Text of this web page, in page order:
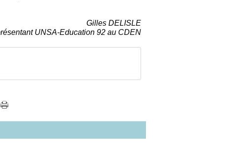
Gilles DELISLE
UNSA-Education 92 au CDEN